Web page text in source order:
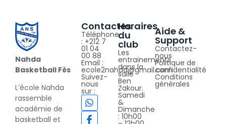
Nahda
Basketball Fès
L’école Nahda
rassemble
académie de
basketball et
Contactes
Téléphone
: +212 7
01 04
00 88
Email :
ecole2nahda@gmail.com
Suivez-
nous
sur :
Horaires
du
club
Les
entrainements
dans la
salle
Ben
Zakour.
Samedi
&
Dimanche
: 10h00
Aide &
Support
Contactez-
nous
Politique de
confidentialité
Conditions
générales